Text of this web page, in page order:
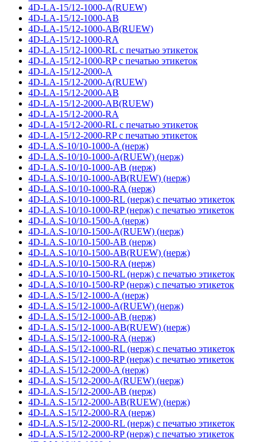
4D-LA-15/12-1000-A(RUEW)
4D-LA-15/12-1000-AB
4D-LA-15/12-1000-AB(RUEW)
4D-LA-15/12-1000-RA
4D-LA-15/12-1000-RL с печатью этикеток
4D-LA-15/12-1000-RP с печатью этикеток
4D-LA-15/12-2000-A
4D-LA-15/12-2000-A(RUEW)
4D-LA-15/12-2000-AB
4D-LA-15/12-2000-AB(RUEW)
4D-LA-15/12-2000-RA
4D-LA-15/12-2000-RL с печатью этикеток
4D-LA-15/12-2000-RP с печатью этикеток
4D-LA.S-10/10-1000-A (нерж)
4D-LA.S-10/10-1000-A(RUEW) (нерж)
4D-LA.S-10/10-1000-AB (нерж)
4D-LA.S-10/10-1000-AB(RUEW) (нерж)
4D-LA.S-10/10-1000-RA (нерж)
4D-LA.S-10/10-1000-RL (нерж) с печатью этикеток
4D-LA.S-10/10-1000-RP (нерж) с печатью этикеток
4D-LA.S-10/10-1500-A (нерж)
4D-LA.S-10/10-1500-A(RUEW) (нерж)
4D-LA.S-10/10-1500-AB (нерж)
4D-LA.S-10/10-1500-AB(RUEW) (нерж)
4D-LA.S-10/10-1500-RA (нерж)
4D-LA.S-10/10-1500-RL (нерж) с печатью этикеток
4D-LA.S-10/10-1500-RP (нерж) с печатью этикеток
4D-LA.S-15/12-1000-A (нерж)
4D-LA.S-15/12-1000-A(RUEW) (нерж)
4D-LA.S-15/12-1000-AB (нерж)
4D-LA.S-15/12-1000-AB(RUEW) (нерж)
4D-LA.S-15/12-1000-RA (нерж)
4D-LA.S-15/12-1000-RL (нерж) с печатью этикеток
4D-LA.S-15/12-1000-RP (нерж) с печатью этикеток
4D-LA.S-15/12-2000-A (нерж)
4D-LA.S-15/12-2000-A(RUEW) (нерж)
4D-LA.S-15/12-2000-AB (нерж)
4D-LA.S-15/12-2000-AB(RUEW) (нерж)
4D-LA.S-15/12-2000-RA (нерж)
4D-LA.S-15/12-2000-RL (нерж) с печатью этикеток
4D-LA.S-15/12-2000-RP (нерж) с печатью этикеток